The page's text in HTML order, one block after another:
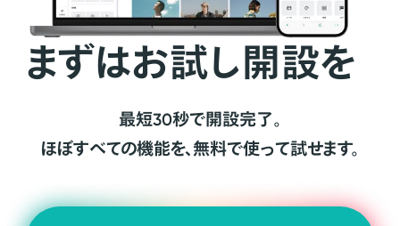
まずはお試し開設を
最短30秒で開設完了。
ほぼすべての機能を、無料で使って試せます。